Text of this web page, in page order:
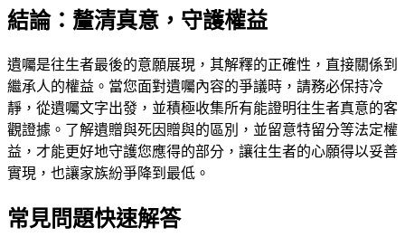
結論：釐清真意，守護權益
遺囑是往生者最後的意願展現，其解釋的正確性，直接關係到
繼承人的權益。當您面對遺囑內容的爭議時，請務必保持冷
靜，從遺囑文字出發，並積極收集所有能證明往生者真意的客
觀證據。了解遺贈與死因贈與的區別，並留意特留分等法定權
益，才能更好地守護您應得的部分，讓往生者的心願得以妥善
實現，也讓家族紛爭降到最低。
常見問題快速解答